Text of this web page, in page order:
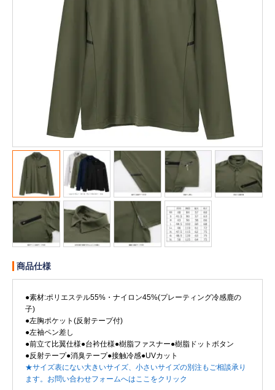
名入れ刺繍
メーカーカタログ一覧
試着サンプル無料貸し出し
デジタルカタログ
クイックオーダー
（注文番号からご注文）
Myページ
販売価格(税抜き)で絞る
商品仕様
●素材:ポリエステル55%・ナイロン45%(プレーティング冷感鹿の
子)
●左胸ポケット(反射テープ付)
●左袖ペン差し
●前立て比翼仕様●台衿仕様●樹脂ファスナー●樹脂ドットボタン
●反射テープ●消臭テープ●接触冷感●UVカット
★サイズ表にない大きいサイズ、小さいサイズの別注もご相談承り
ます。お問い合わせフォームへはここをクリック